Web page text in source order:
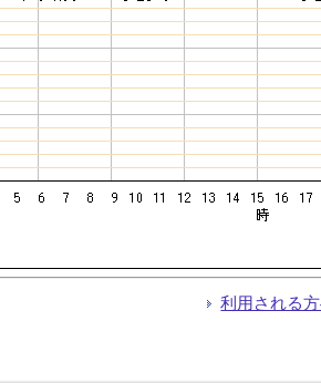
利用される